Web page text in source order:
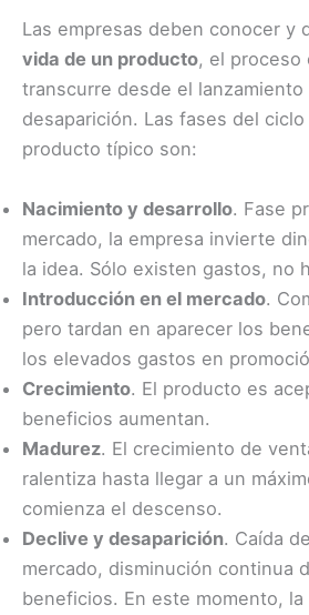
Las empresas deben conocer y
vida de un producto, el proceso
transcurre desde el lanzamiento
desaparición. Las fases del
producto típico son:
Nacimiento y desarrollo. Fase
mercado, la empresa invierte
la idea. Sólo existen gastos, no
Introducción en el mercado.
pero tardan en aparecer los
los elevados gastos en
Crecimiento. El producto es
beneficios aumentan.
Madurez. El crecimiento de
ralentiza hasta llegar a un
comienza el descenso.
Declive y desaparición. Caída
mercado, disminución continua
beneficios. En este momento,